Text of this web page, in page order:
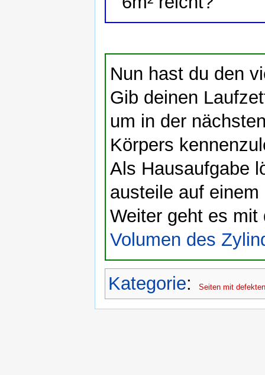
Nun hast du den
Gib deinen
um in der
Körpers
Als Hausaufgabe
austeile auf
Weiter geht es mit
Volumen des
Kategorie: Seiten mit